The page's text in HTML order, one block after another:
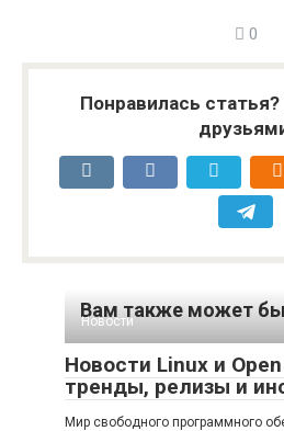
0
Понравилась
Вам также может
Новости
Новости Linux и
тренды, релизы и
Мир свободного программного